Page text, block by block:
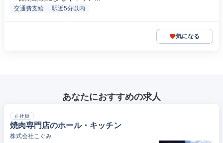
交通費支給 駅近5分以内
気になる
あなたにおすすめの求人
正社員
焼肉専門店のホール・キッチン
株式会社こぐみ